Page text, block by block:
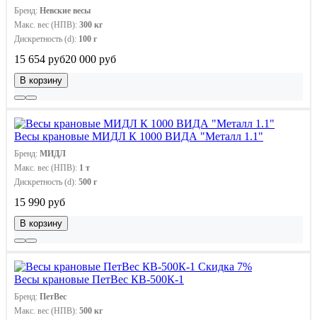
Бренд: Невские весы
Макс. вес (НПВ): 300 кг
Дискретность (d): 100 г
15 654 руб20 000 руб
В корзину
Весы крановые МИДЛ К 1000 ВИДА "Металл 1.1"
Бренд: МИДЛ
Макс. вес (НПВ): 1 т
Дискретность (d): 500 г
15 990 руб
В корзину
Скидка 7%
Весы крановые ПетВес КВ-500К-1
Бренд: ПетВес
Макс. вес (НПВ): 500 кг